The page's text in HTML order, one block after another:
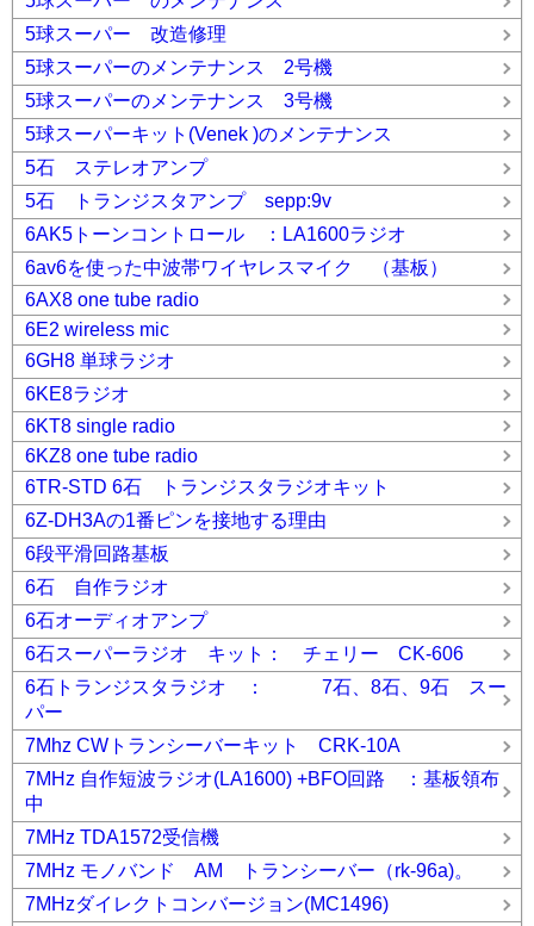
5球スーパー 改造修理
5球スーパーのメンテナンス 2号機
5球スーパーのメンテナンス 3号機
5球スーパーキット(Venek )のメンテナンス
5石 ステレオアンプ
5石 トランジスタアンプ sepp:9v
6AK5トーンコントロール ：LA1600ラジオ
6av6を使った中波帯ワイヤレスマイク （基板）
6AX8 one tube radio
6E2 wireless mic
6GH8 単球ラジオ
6KE8ラジオ
6KT8 single radio
6KZ8 one tube radio
6TR-STD 6石 トランジスタラジオキット
6Z-DH3Aの1番ピンを接地する理由
6段平滑回路基板
6石 自作ラジオ
6石オーディオアンプ
6石スーパーラジオ キット： チェリー CK-606
6石トランジスタラジオ ： 7石、8石、9石 スー
パー
7Mhz CWトランシーバーキット CRK-10A
7MHz 自作短波ラジオ(LA1600) +BFO回路 ：基板領布
中
7MHz TDA1572受信機
7MHz モノバンド AM トランシーバー（rk-96a)。
7MHzダイレクトコンバージョン(MC1496)